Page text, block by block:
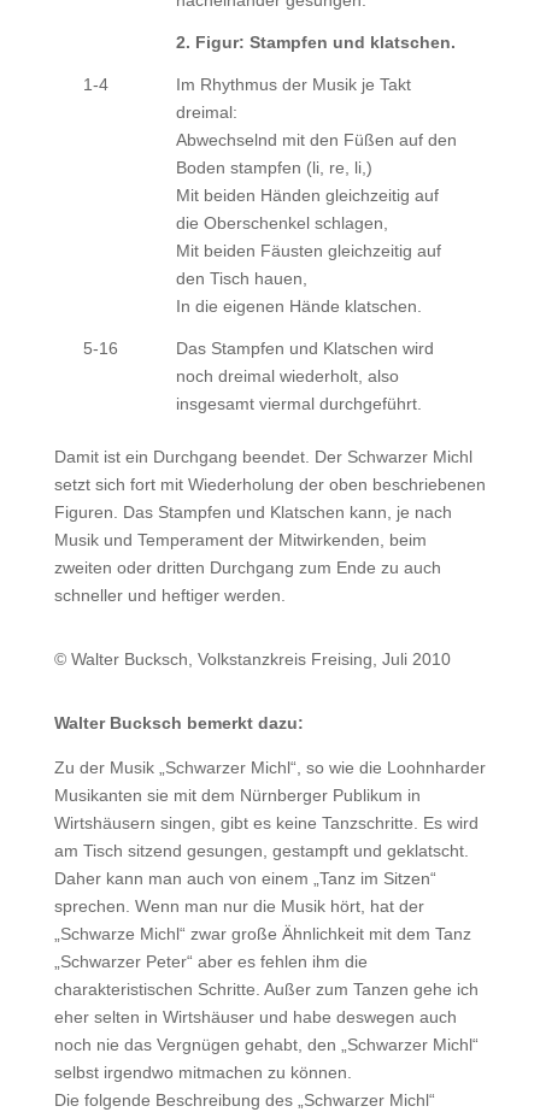
2. Figur: Stampfen und klatschen.
1-4
Im Rhythmus der Musik je Takt
dreimal:
Abwechselnd mit den Füßen auf den
Boden stampfen (li, re, li,)
Mit beiden Händen gleichzeitig auf
die Oberschenkel schlagen,
Mit beiden Fäusten gleichzeitig auf
den Tisch hauen,
In die eigenen Hände klatschen.
5-16
Das Stampfen und Klatschen wird
noch dreimal wiederholt, also
insgesamt viermal durchgeführt.
Damit ist ein Durchgang beendet. Der Schwarzer Michl
setzt sich fort mit Wiederholung der oben beschriebenen
Figuren. Das Stampfen und Klatschen kann, je nach
Musik und Temperament der Mitwirkenden, beim
zweiten oder dritten Durchgang zum Ende zu auch
schneller und heftiger werden.
© Walter Bucksch, Volkstanzkreis Freising, Juli 2010
Walter Bucksch bemerkt dazu:
Zu der Musik „Schwarzer Michl“, so wie die Loohnharder
Musikanten sie mit dem Nürnberger Publikum in
Wirtshäusern singen, gibt es keine Tanzschritte. Es wird
am Tisch sitzend gesungen, gestampft und geklatscht.
Daher kann man auch von einem „Tanz im Sitzen“
sprechen. Wenn man nur die Musik hört, hat der
„Schwarze Michl“ zwar große Ähnlichkeit mit dem Tanz
„Schwarzer Peter“ aber es fehlen ihm die
charakteristischen Schritte. Außer zum Tanzen gehe ich
eher selten in Wirtshäuser und habe deswegen auch
noch nie das Vergnügen gehabt, den „Schwarzer Michl“
selbst irgendwo mitmachen zu können.
Die folgende Beschreibung des „Schwarzer Michl“